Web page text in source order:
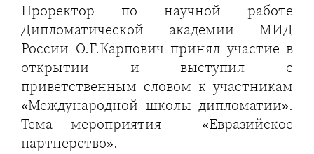
Проректор по научной работе
Дипломатической академии МИД
России О.Г.Карпович принял участие в
открытии и выступил с
приветственным словом к участникам
«Международной школы дипломатии».
Тема мероприятия - «Евразийское
партнерство».